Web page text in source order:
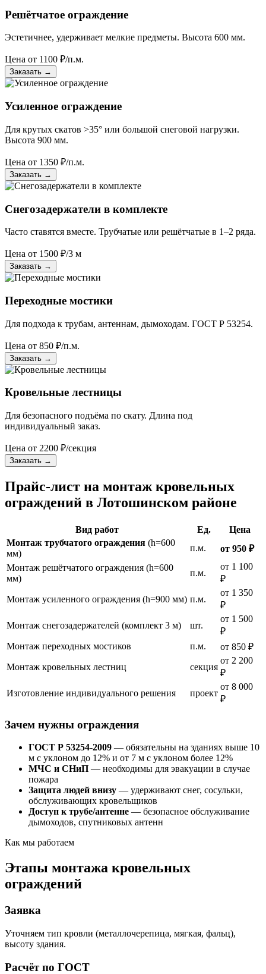
Решётчатое ограждение
Эстетичнее, удерживает мелкие предметы. Высота 600 мм.
Цена от 1100 ₽/п.м.
Заказать →
Усиленное ограждение
Для крутых скатов >35° или большой снеговой нагрузки.
Высота 900 мм.
Цена от 1350 ₽/п.м.
Заказать →
Снегозадержатели в комплекте
Часто ставятся вместе. Трубчатые или решётчатые в 1–2 ряда.
Цена от 1500 ₽/3 м
Заказать →
Переходные мостики
Для подхода к трубам, антеннам, дымоходам. ГОСТ Р 53254.
Цена от 850 ₽/п.м.
Заказать →
Кровельные лестницы
Для безопасного подъёма по скату. Длина под
индивидуальный заказ.
Цена от 2200 ₽/секция
Заказать →
Прайс-лист на монтаж кровельных
ограждений в Лотошинском районе
Вид работ Ед.
Цена
Монтаж трубчатого ограждения (h=600
мм)
п.м.
от 950 ₽
Монтаж решётчатого ограждения (h=600
мм)
п.м.
от 1 100
₽
Монтаж усиленного ограждения (h=900 мм) п.м.
от 1 350
₽
Монтаж снегозадержателей (комплект 3 м)
шт.
от 1 500
₽
Монтаж переходных мостиков
п.м.
от 850 ₽
Монтаж кровельных лестниц
секция
от 2 200
₽
Изготовление индивидуального решения
проект
от 8 000
₽
Зачем нужны ограждения
ГОСТ Р 53254-2009 — обязательны на зданиях выше 10
м с уклоном до 12% и от 7 м с уклоном более 12%
МЧС и СНиП — необходимы для эвакуации в случае
пожара
Защита людей внизу — удерживают снег, сосульки,
обслуживающих кровельщиков
Доступ к трубе/антенне — безопасное обслуживание
дымоходов, спутниковых антенн
Как мы работаем
Этапы монтажа кровельных
ограждений
Заявка
Уточняем тип кровли (металлочерепица, мягкая, фальц),
высоту здания.
Расчёт по ГОСТ